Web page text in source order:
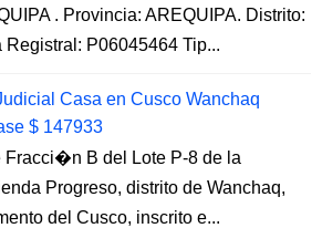
. Provincia: AREQUIPA. Distrito:
Registral: P06045464 Tip...
Casa en Cusco Wanchaq
$ 147933
Fracci�n B del Lote P-8 de la
Progreso, distrito de Wanchaq,
del Cusco, inscrito e...